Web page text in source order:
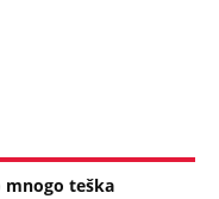
mnogo teška